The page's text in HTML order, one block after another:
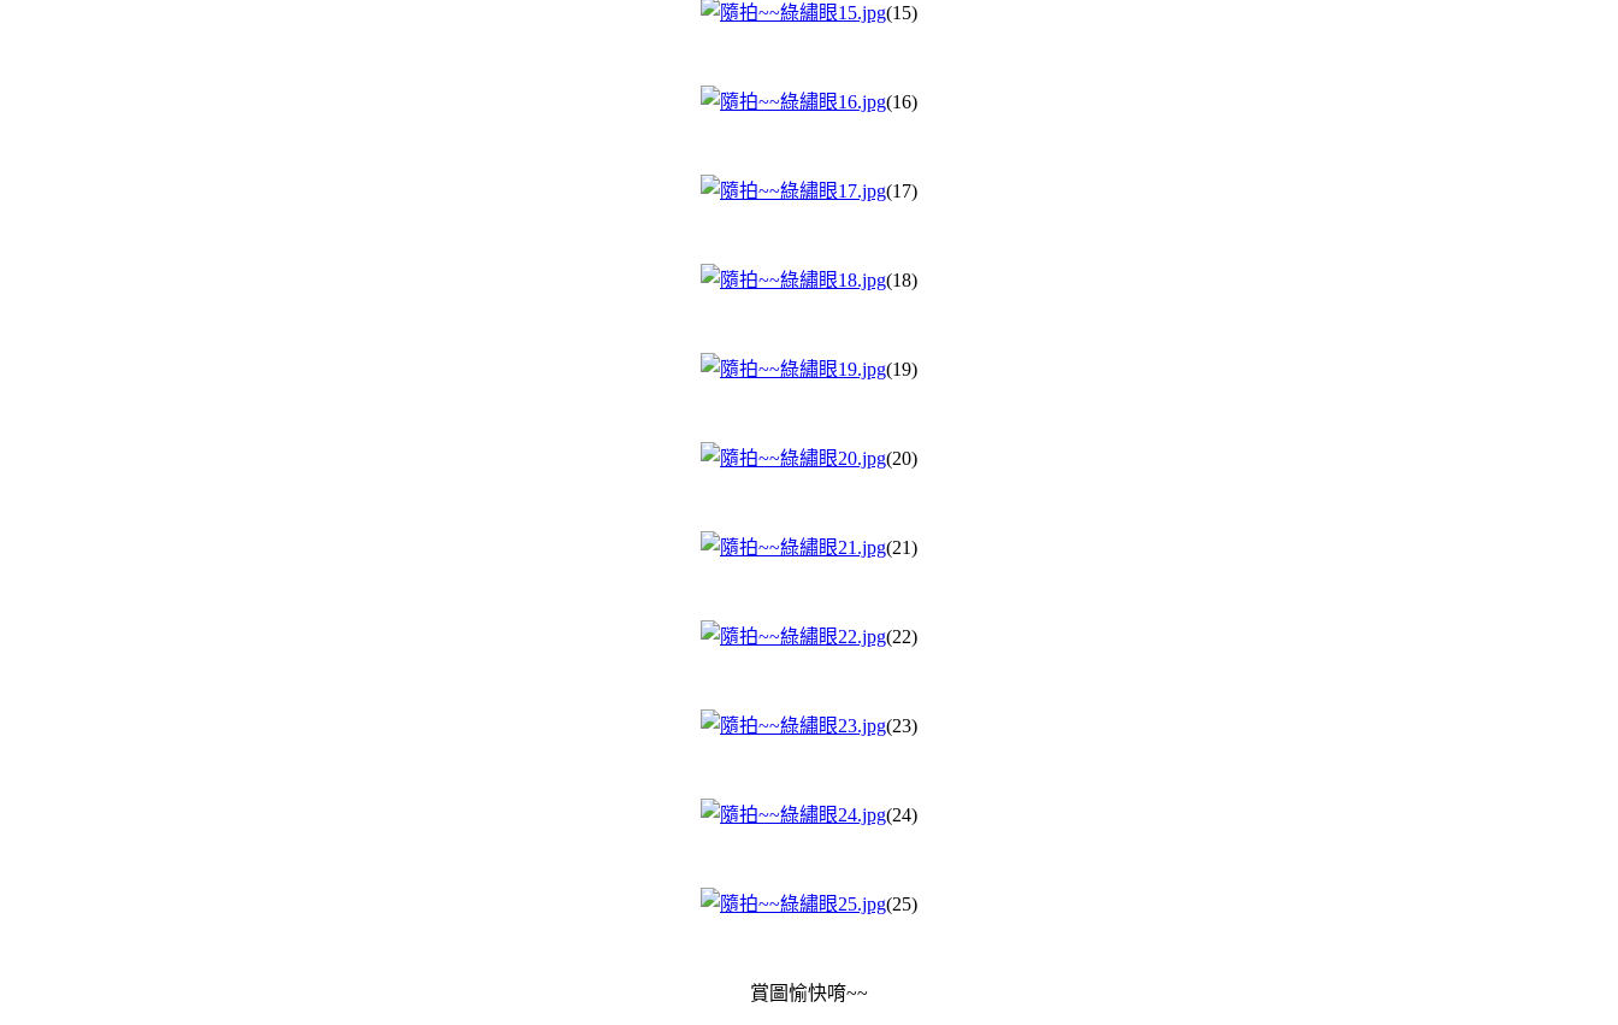
(15)
(16)
(17)
(18)
(19)
(20)
(21)
(22)
(23)
(24)
(25)
賞圖愉快唷~~